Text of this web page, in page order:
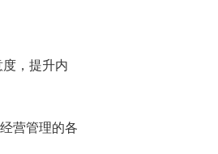
，提升内
营管理的各